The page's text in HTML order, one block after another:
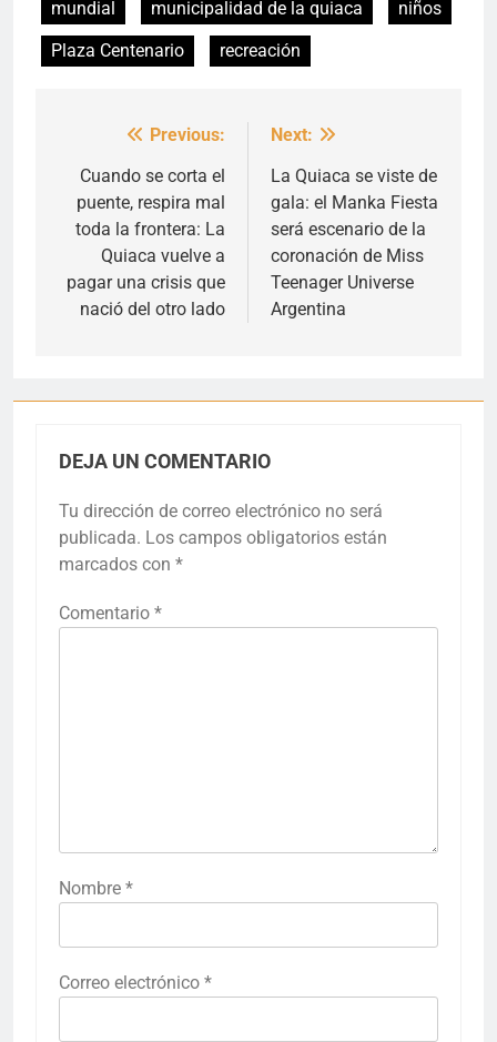
mundial municipalidad de la quiaca
niños
Plaza Centenario
recreación
Navegación
de
entradas
Previous:
Cuando se corta el
puente, respira mal
toda la frontera: La
Quiaca vuelve a
pagar una crisis que
nació del otro lado
Next:
La Quiaca se viste de
gala: el Manka Fiesta
será escenario de la
coronación de Miss
Teenager Universe
Argentina
DEJA UN COMENTARIO
Tu dirección de correo electrónico no será
publicada. Los campos obligatorios están
marcados con *
Comentario *
Nombre *
Correo electrónico *